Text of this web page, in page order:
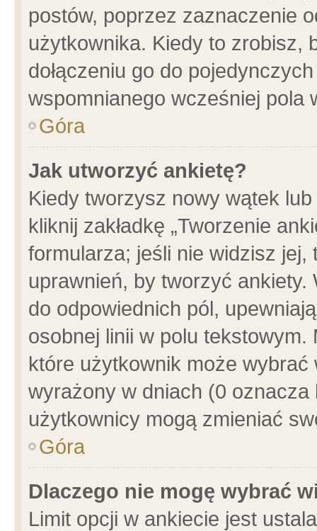
postów, poprzez zaznaczenie
użytkownika. Kiedy to zrobisz,
dołączeniu go do
wspomnianego wcześniej pola
Góra
Jak utworzyć ankietę?
Kiedy tworzysz nowy wątek
kliknij zakładkę „Tworzenie
formularza; jeśli nie widzisz
uprawnień, by tworzyć ankiety.
do odpowiednich pól,
osobnej linii w polu
które użytkownik może
wyrażony w dniach (0
użytkownicy mogą zmieniać
Góra
Dlaczego nie mogę wybrać
Limit opcji w ankiecie jest